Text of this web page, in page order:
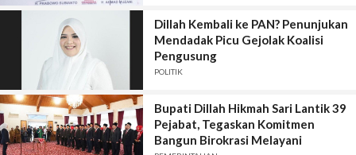
Dillah Kembali ke PAN? Penunjukan
Mendadak Picu Gejolak Koalisi
Pengusung
POLITIK
Bupati Dillah Hikmah Sari Lantik 39
Pejabat, Tegaskan Komitmen
Bangun Birokrasi Melayani